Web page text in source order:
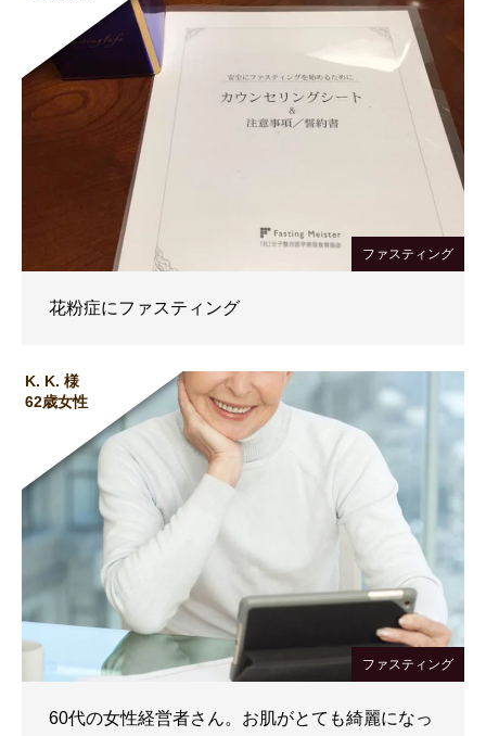
ファスティング
花粉症にファスティング
K. K. 様
62歳女性
ファスティング
60代の女性経営者さん。お肌がとても綺麗になっ